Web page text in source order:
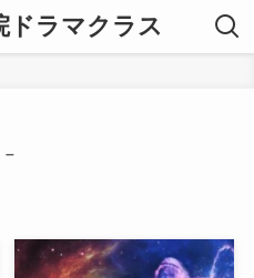
ドラマクラス
–